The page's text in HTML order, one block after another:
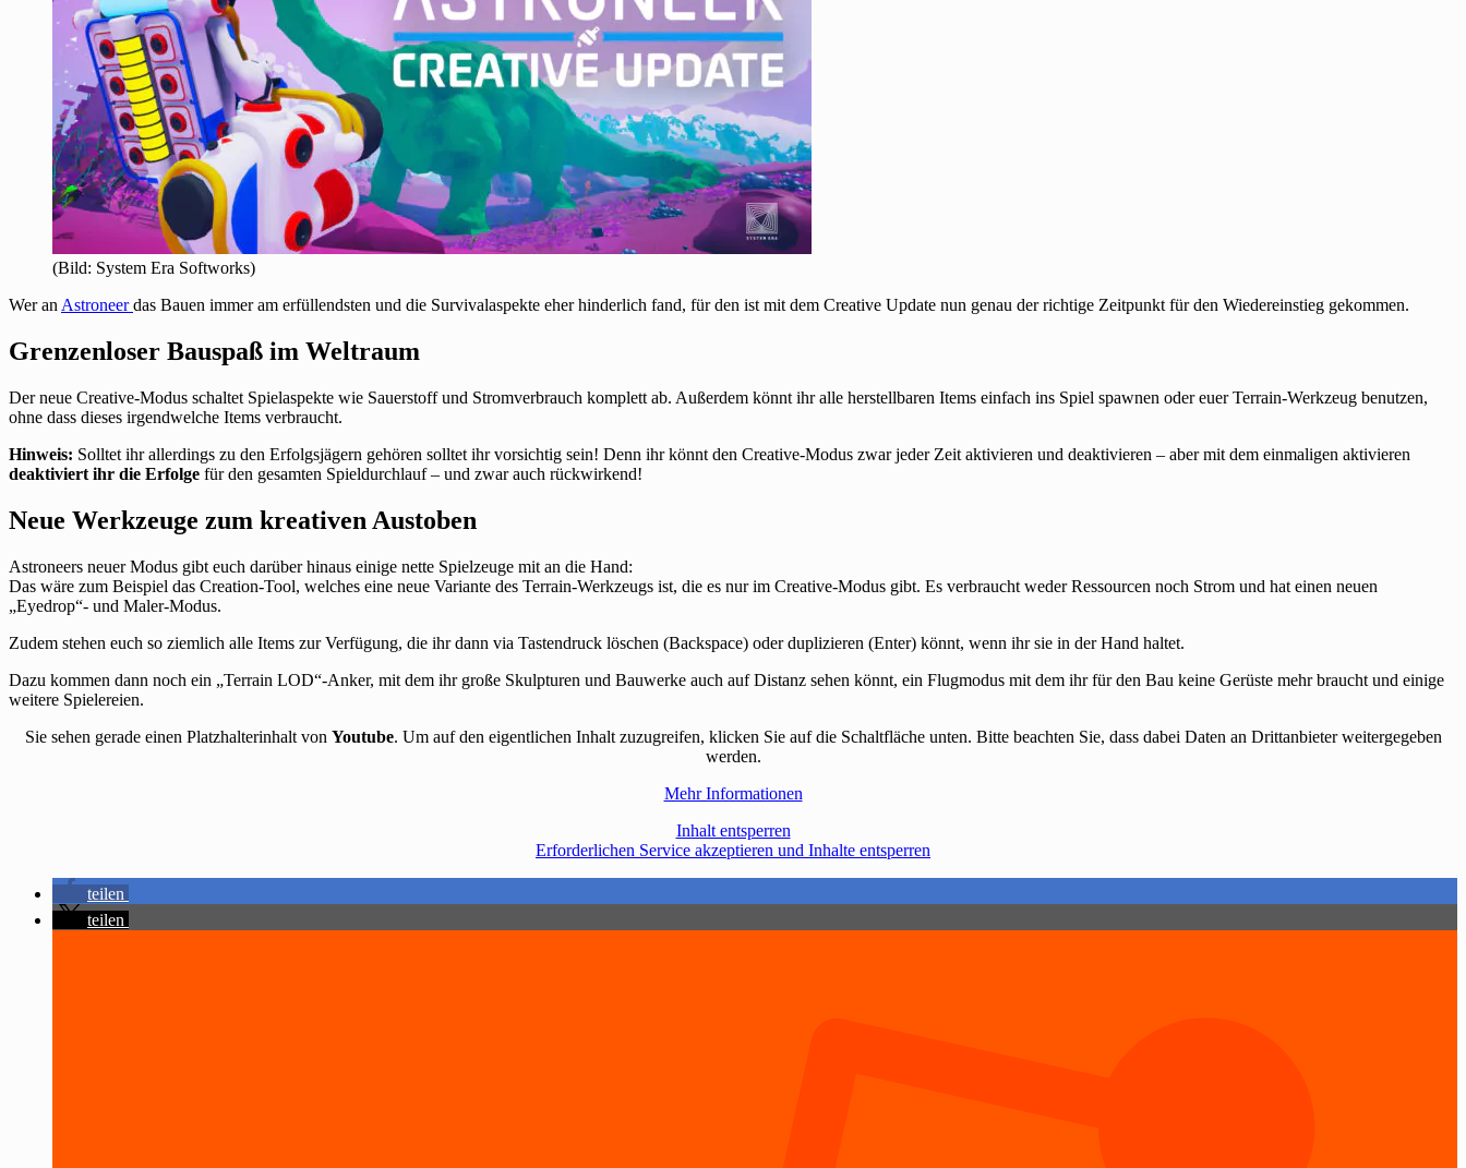
(Bild: System Era Softworks)
Wer an Astroneerdas Bauen immer am erfüllendsten und die Survivalaspekte eher hinderlich fand, für den ist mit dem Creative Update nun genau der richtige Zeitpunkt für den Wiedereinstieg gekommen.
Grenzenloser Bauspaß im Weltraum
Der neue Creative-Modus schaltet Spielaspekte wie Sauerstoff und Stromverbrauch komplett ab. Außerdem könnt ihr alle herstellbaren Items einfach ins Spiel spawnen oder euer Terrain-Werkzeug benutzen,
ohne dass dieses irgendwelche Items verbraucht.
Hinweis: Solltet ihr allerdings zu den Erfolgsjägern gehören solltet ihr vorsichtig sein! Denn ihr könnt den Creative-Modus zwar jeder Zeit aktivieren und deaktivieren – aber mit dem einmaligen aktivieren
deaktiviert ihr die Erfolge für den gesamten Spieldurchlauf – und zwar auch rückwirkend!
Neue Werkzeuge zum kreativen Austoben
Astroneers neuer Modus gibt euch darüber hinaus einige nette Spielzeuge mit an die Hand:
Das wäre zum Beispiel das Creation-Tool, welches eine neue Variante des Terrain-Werkzeugs ist, die es nur im Creative-Modus gibt. Es verbraucht weder Ressourcen noch Strom und hat einen neuen
„Eyedrop“- und Maler-Modus.
Zudem stehen euch so ziemlich alle Items zur Verfügung, die ihr dann via Tastendruck löschen (Backspace) oder duplizieren (Enter) könnt, wenn ihr sie in der Hand haltet.
Dazu kommen dann noch ein „Terrain LOD“-Anker, mit dem ihr große Skulpturen und Bauwerke auch auf Distanz sehen könnt, ein Flugmodus mit dem ihr für den Bau keine Gerüste mehr braucht und einige
weitere Spielereien.
Sie sehen gerade einen Platzhalterinhalt von Youtube. Um auf den eigentlichen Inhalt zuzugreifen, klicken Sie auf die Schaltfläche unten. Bitte beachten Sie, dass dabei Daten an Drittanbieter weitergegeben
werden.
Mehr Informationen
Inhalt entsperren
Erforderlichen Service akzeptieren und Inhalte entsperren
teilen
teilen